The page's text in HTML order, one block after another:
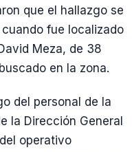
que el hallazgo se
fue localizado
Meza, de 38
en la zona.
del personal de la
la Dirección General
operativo